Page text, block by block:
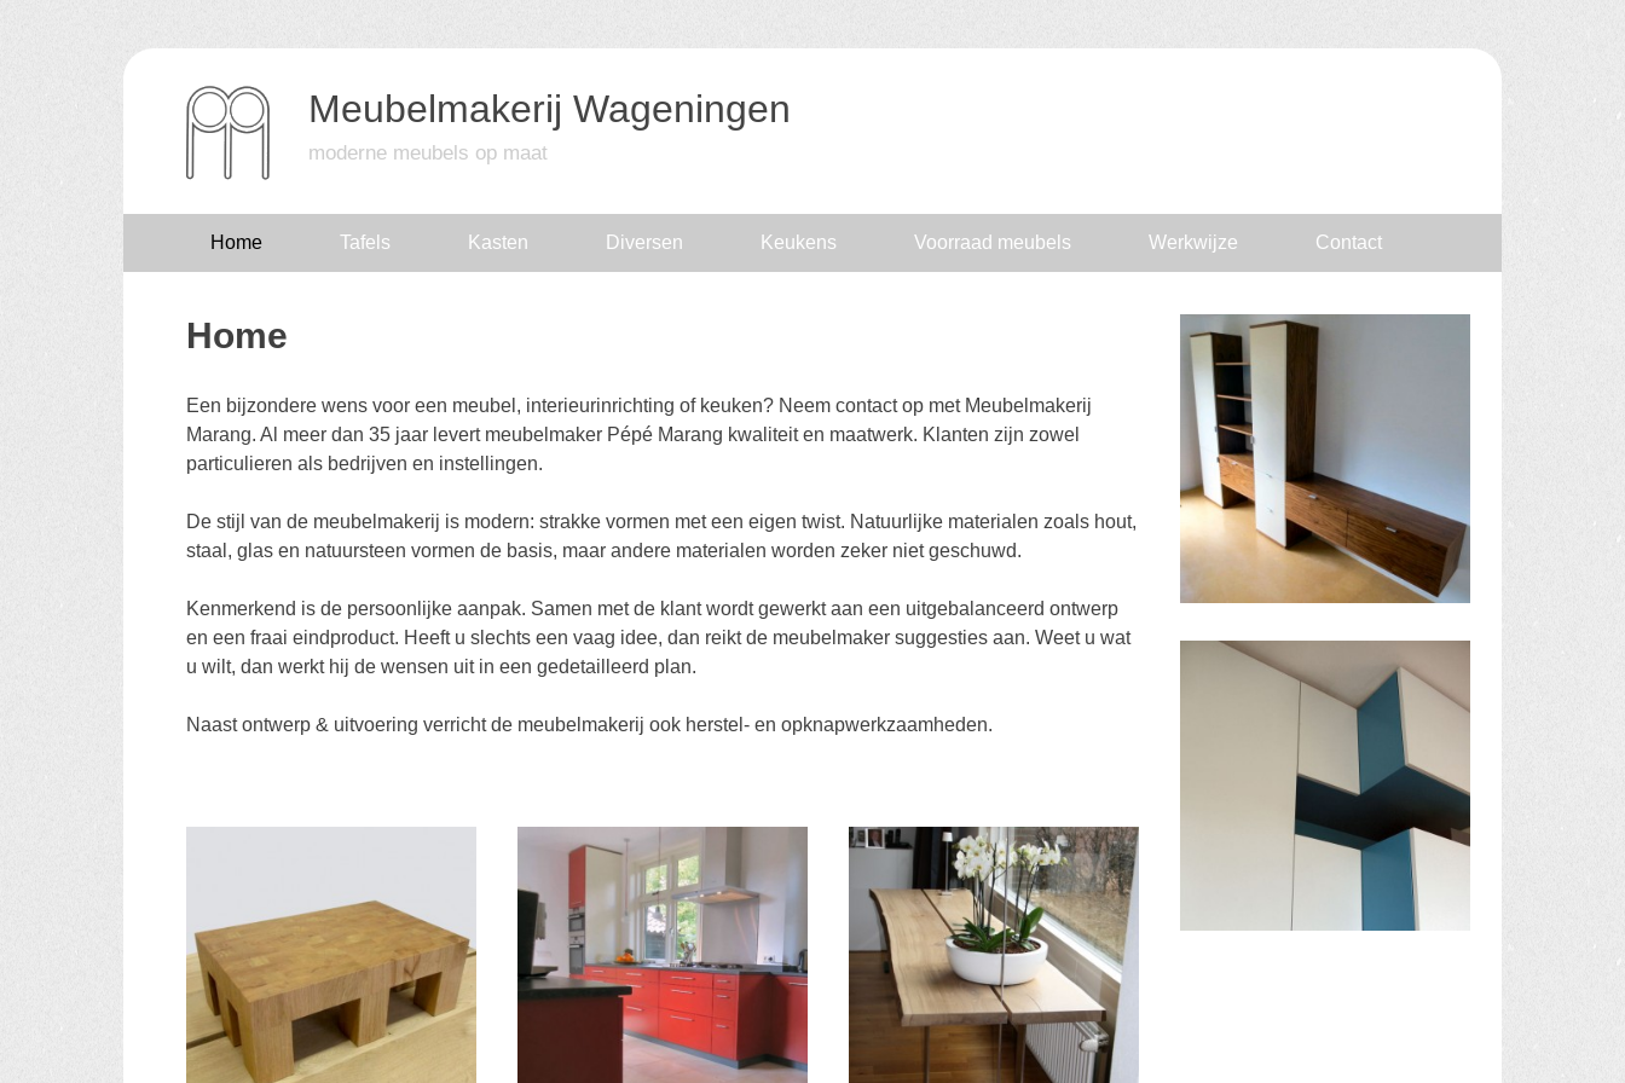
Meubelmakerij Wageningen
moderne meubels op maat
Home Tafels Kasten Diversen Keukens Voorraad meubels Werkwijze Contact
Home
Een bijzondere wens voor een meubel, interieurinrichting of keuken? Neem contact op met Meubelmakerij
Marang. Al meer dan 35 jaar levert meubelmaker Pépé Marang kwaliteit en maatwerk. Klanten zijn zowel
particulieren als bedrijven en instellingen.
De stijl van de meubelmakerij is modern: strakke vormen met een eigen twist. Natuurlijke materialen zoals hout,
staal, glas en natuursteen vormen de basis, maar andere materialen worden zeker niet geschuwd.
Kenmerkend is de persoonlijke aanpak. Samen met de klant wordt gewerkt aan een uitgebalanceerd ontwerp
en een fraai eindproduct. Heeft u slechts een vaag idee, dan reikt de meubelmaker suggesties aan. Weet u wat
u wilt, dan werkt hij de wensen uit in een gedetailleerd plan.
Naast ontwerp & uitvoering verricht de meubelmakerij ook herstel- en opknapwerkzaamheden.